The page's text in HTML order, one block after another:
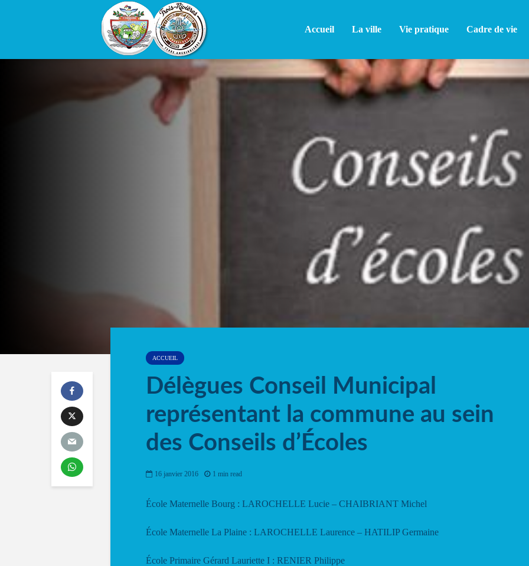
Accueil La ville Vie pratique Cadre de vie
ACCUEIL
Délègues Conseil Municipal
représentant la commune au sein
des Conseils d’Écoles
16 janvier 2016 1 min read
École Maternelle Bourg : LAROCHELLE Lucie – CHAIBRIANT Michel
École Maternelle La Plaine : LAROCHELLE Laurence – HATILIP Germaine
École Primaire Gérard Lauriette I : RENIER Philippe